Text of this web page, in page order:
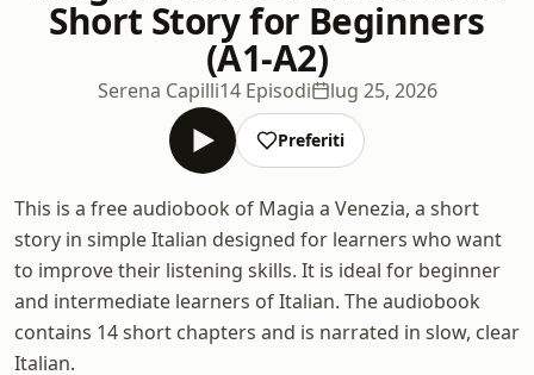
Short Story for Beginners
(A1-A2)
Serena Capilli14 Episodi lug 25, 2026
Preferiti
This is a free audiobook of Magia a Venezia, a short
story in simple Italian designed for learners who want
to improve their listening skills. It is ideal for beginner
and intermediate learners of Italian. The audiobook
contains 14 short chapters and is narrated in slow, clear
Italian.